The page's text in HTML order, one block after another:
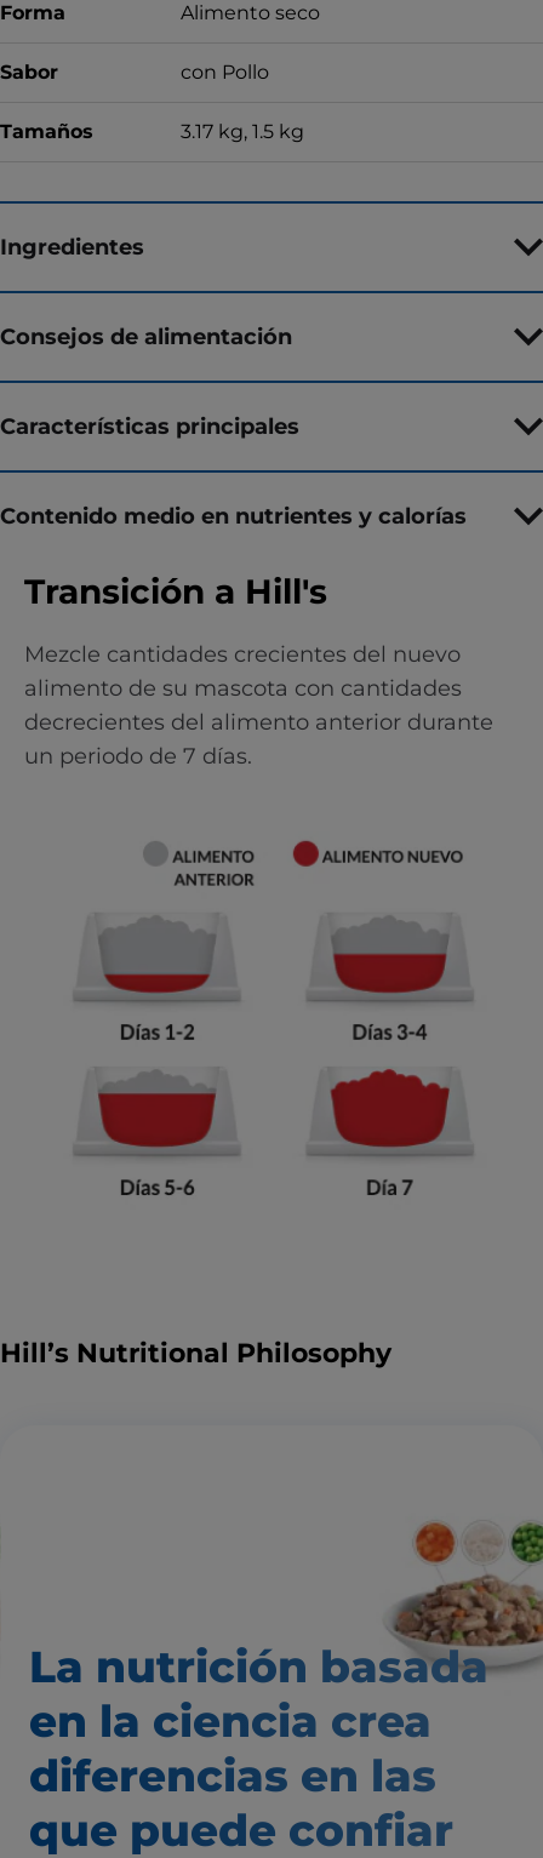
Forma Alimento seco
Sabor con Pollo
Tamaños 3.17 kg, 1.5 kg
Ingredientes
Consejos de alimentación
Características principales
Contenido medio en nutrientes y calorías
Transición a Hill's
Mezcle cantidades crecientes del nuevo
alimento de su mascota con cantidades
decrecientes del alimento anterior durante
un periodo de 7 días.
Hill’s Nutritional Philosophy
La nutrición basada
en la ciencia crea
diferencias en las
que puede confiar